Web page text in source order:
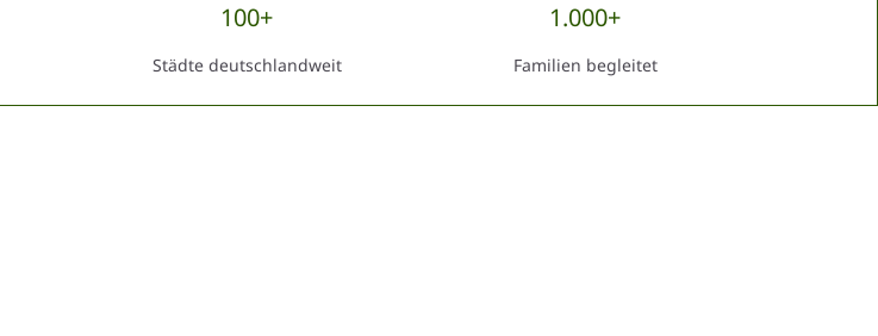
100+
Städte deutschlandweit
1.000+
Familien begleitet